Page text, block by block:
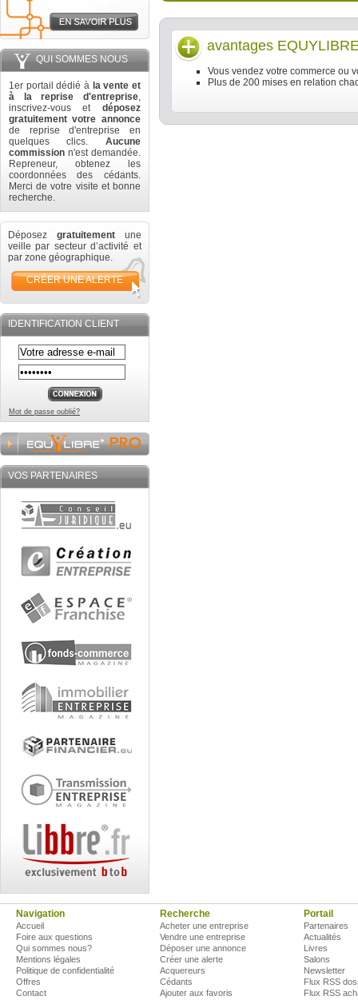
QUI SOMMES NOUS
1er portail dédié à la vente et
à la reprise d'entreprise,
inscrivez-vous et déposez
gratuitement votre annonce
de reprise d'entreprise en
quelques clics. Aucune
commission n'est demandée.
Repreneur, obtenez les
coordonnées des cédants.
Merci de votre visite et bonne
recherche.
Déposez gratuitement une
veille par secteur d’activité et
par zone géographique.
CRÉER UNE ALERTE
IDENTIFICATION CLIENT
Mot de passe oublié?
VOS PARTENAIRES
avantages
Vous vendez votre commerce ou
Plus de 200 mises en relation
Navigation
Accueil
Foire aux questions
Qui sommes nous?
Mentions légales
Politique de confidentialité
Offres
Contact
Recherche
Acheter une entreprise
Vendre une entreprise
Déposer une annonce
Créer une alerte
Acquereurs
Cédants
Ajouter aux favoris
Portail
Partenaires
Actualités
Livres
Salons
Newsletter
Flux RSS
Flux RSS